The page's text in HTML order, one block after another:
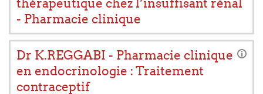
thérapeutique chez l’insuffisant rénal
- Pharmacie clinique
Dr K.REGGABI - Pharmacie clinique
en endocrinologie : Traitement
contraceptif